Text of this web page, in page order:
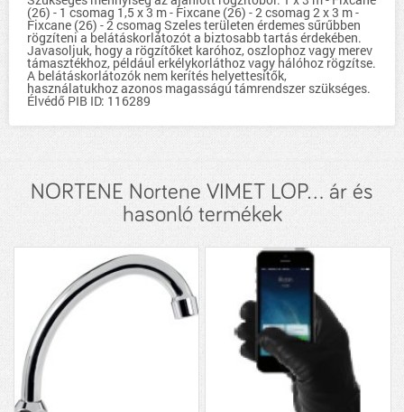
(26) - 1 csomag 1,5 x 3 m - Fixcane (26) - 2 csomag 2 x 3 m -
Fixcane (26) - 2 csomag Szeles területen érdemes sűrűbben
rögzíteni a belátáskorlátozót a biztosabb tartás érdekében.
Javasoljuk, hogy a rögzítőket karóhoz, oszlophoz vagy merev
támasztékhoz, például erkélykorláthoz vagy hálóhoz rögzítse.
A belátáskorlátozók nem kerítés helyettesítők,
használatukhoz azonos magasságú támrendszer szükséges.
Élvédő PIB ID: 116289
NORTENE Nortene VIMET LOP... ár és
hasonló termékek